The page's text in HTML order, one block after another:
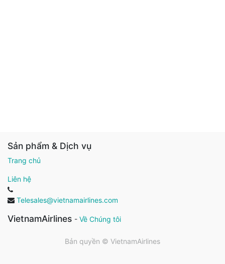
Sản phẩm & Dịch vụ
Trang chủ
Liên hệ
Telesales@vietnamairlines.com
VietnamAirlines - Về Chúng tôi
Bản quyền © VietnamAirlines